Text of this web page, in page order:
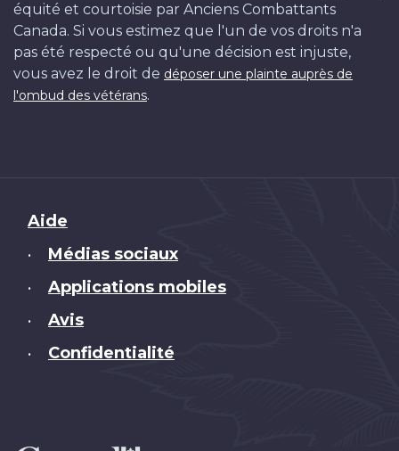
équité et courtoisie par Anciens Combattants
Canada. Si vous estimez que l'un de vos droits n'a
pas été respecté ou qu'une décision est injuste,
vous avez le droit de déposer une plainte auprès de
l'ombud des vétérans.
Brand
Aide
• Médias sociaux
• Applications mobiles
• Avis
• Confidentialité